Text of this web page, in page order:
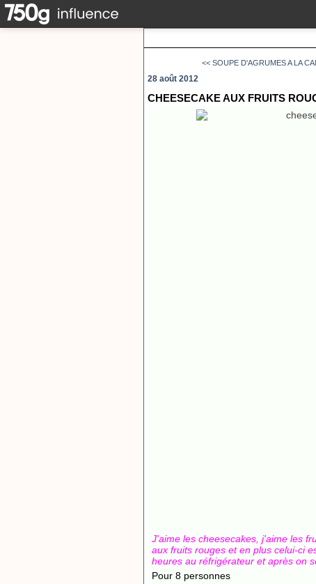
<< SOUPE D'AGRUMES A LA
28 août 2012
CHEESECAKE AUX FRUITS
J'aime les cheesecakes, j'aime les
aux fruits rouges et en plus celui-ci
heures au réfrigérateur et après on
Pour 8 personnes